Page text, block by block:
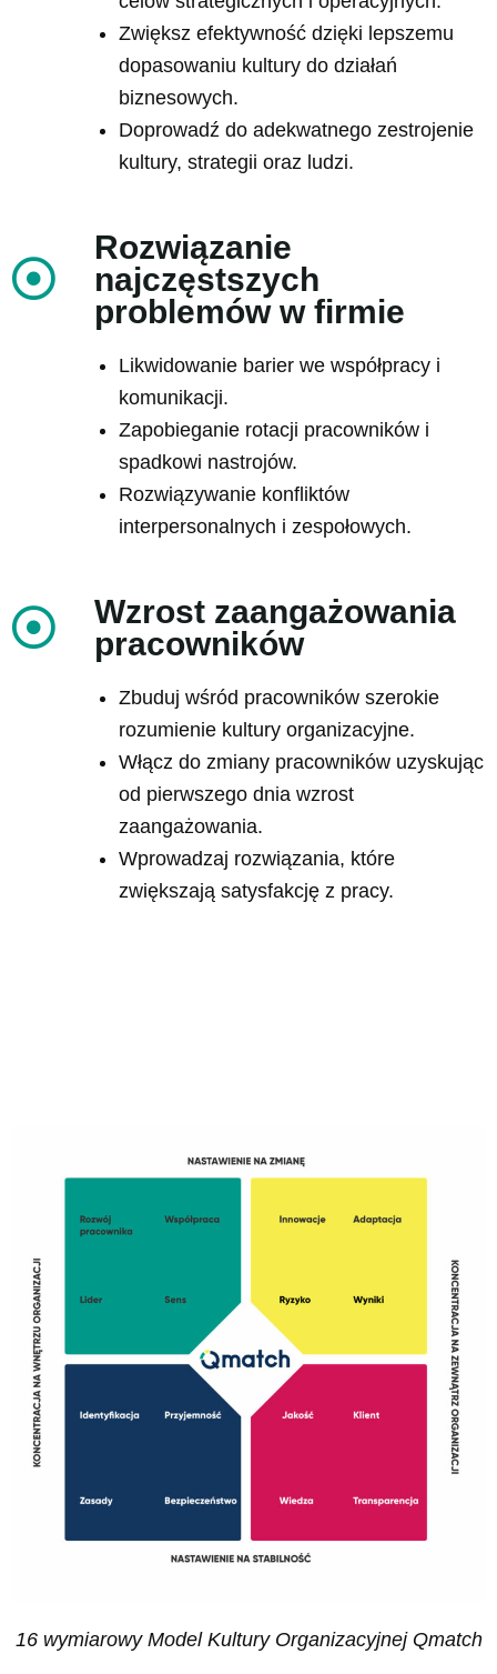
Zwiększ efektywność dzięki lepszemu
dopasowaniu kultury do działań
biznesowych.
Doprowadź do adekwatnego zestrojenie
kultury, strategii oraz ludzi.
Rozwiązanie
najczęstszych
problemów w firmie
Likwidowanie barier we współpracy i
komunikacji.
Zapobieganie rotacji pracowników i
spadkowi nastrojów.
Rozwiązywanie konfliktów
interpersonalnych i zespołowych.
Wzrost zaangażowania
pracowników
Zbuduj wśród pracowników szerokie
rozumienie kultury organizacyjne.
Włącz do zmiany pracowników uzyskując
od pierwszego dnia wzrost
zaangażowania.
Wprowadzaj rozwiązania, które
zwiększają satysfakcję z pracy.
16 wymiarowy Model Kultury Organizacyjnej Qmatch